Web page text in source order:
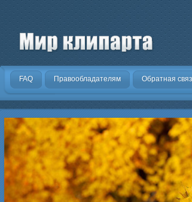
FAQ Правообладателям Обратная